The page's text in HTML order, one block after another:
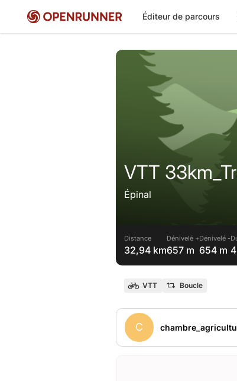
Éditeur de parcours
VTT
Épinal
Distance
32,94 km
Dénivelé +
657 m
Dénivelé -
654 m
VTT Boucle
C